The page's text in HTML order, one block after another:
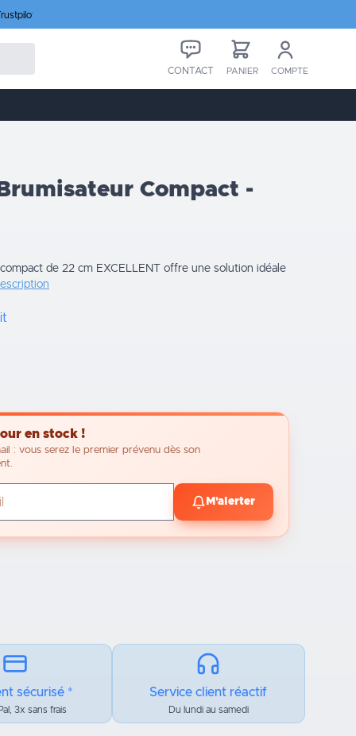
Trustpilot
CONTACT PANIER COMPTE
Compact -
de 22 cm EXCELLENT offre une solution idéale
en stock !
: vous serez le premier prévenu dès son
M'alerter
sécurisé *
3x sans frais
Service client réactif
Du lundi au samedi